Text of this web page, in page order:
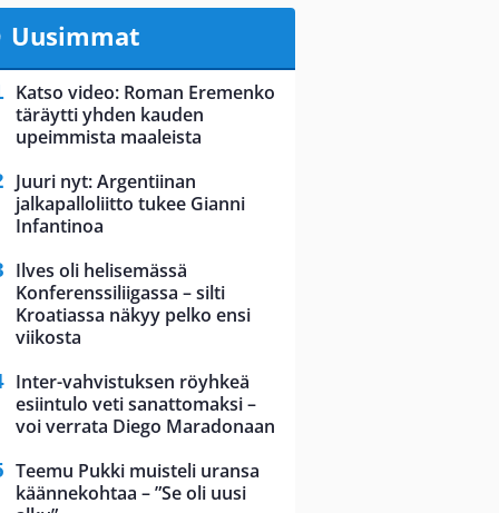
Uusimmat
Katso video: Roman Eremenko
täräytti yhden kauden
upeimmista maaleista
Juuri nyt: Argentiinan
jalkapalloliitto tukee Gianni
Infantinoa
Ilves oli helisemässä
Konferenssiliigassa – silti
Kroatiassa näkyy pelko ensi
viikosta
Inter-vahvistuksen röyhkeä
esiintulo veti sanattomaksi –
voi verrata Diego Maradonaan
Teemu Pukki muisteli uransa
käännekohtaa – ”Se oli uusi